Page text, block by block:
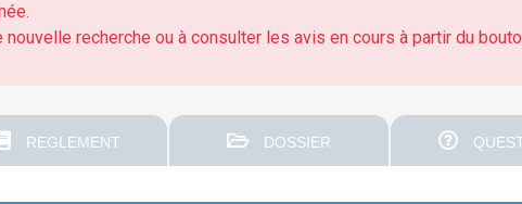
nouvelle recherche ou à consulter les avis en cours à partir du
REGLEMENT DOSSIER